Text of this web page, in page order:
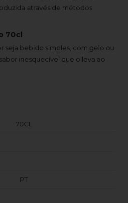
através de métodos
70cl
seja bebido simples, com gelo ou
inesquecível que o leva ao
70CL
PT